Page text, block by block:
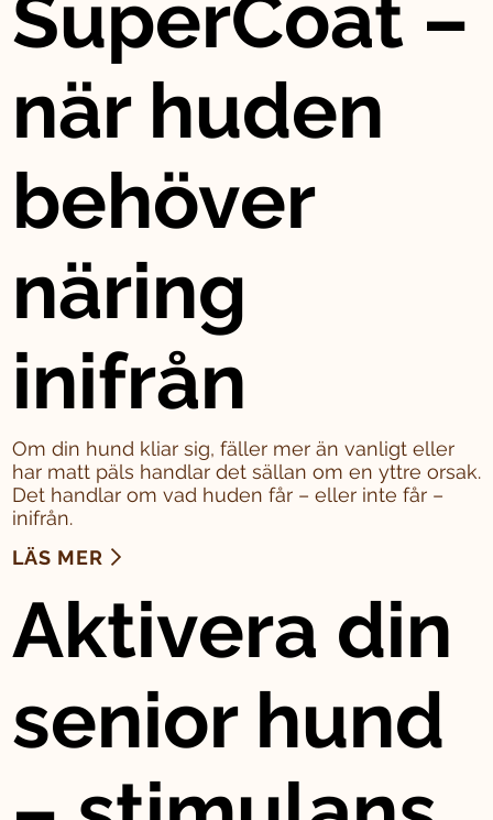
SuperCoat –
när huden
behöver
näring
inifrån
Om din hund kliar sig, fäller mer än vanligt eller
har matt päls handlar det sällan om en yttre orsak.
Det handlar om vad huden får – eller inte får –
inifrån.
LÄS MER
Aktivera din
senior hund